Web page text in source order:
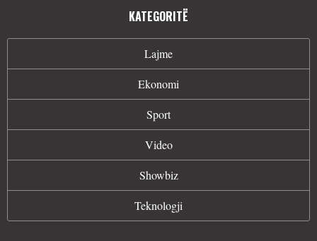
KATEGORITË
Lajme
Ekonomi
Sport
Video
Showbiz
Teknologji